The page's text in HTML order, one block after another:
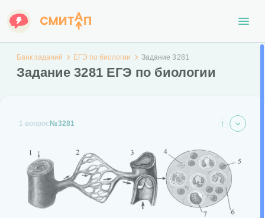
Банк заданий ЕГЭ по биологии Задание 3281
Задание 3281 ЕГЭ по биологии
1 вопрос №3281